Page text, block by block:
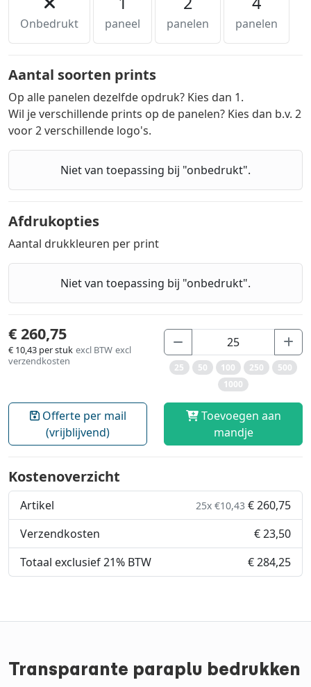
Onbedrukt paneel panelen panelen
Aantal soorten prints
Op alle panelen dezelfde opdruk? Kies dan 1.
Wil je verschillende prints op de panelen? Kies dan b.v. 2
voor 2 verschillende logo's.
Niet van toepassing bij "onbedrukt".
Afdrukopties
Aantal drukkleuren per print
Niet van toepassing bij "onbedrukt".
€ 260,75
€ 10,43 per stuk excl BTW excl
verzendkosten
25 50 100 250
500
1000
Offerte per mail
(vrijblijvend)
Toevoegen aan
mandje
Kostenoverzicht
25x €10,43 € 260,75
Artikel
€ 23,50
Verzendkosten
€ 284,25
Totaal exclusief 21% BTW
Transparante paraplu bedrukken